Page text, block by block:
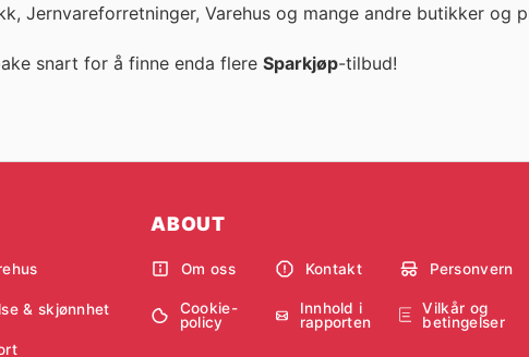
Jernvareforretninger, Varehus og mange andre butikker og
snart for å finne enda flere Sparkjøp-tilbud!
& skjønnhet
ABOUT
Om oss Kontakt Personvern
Cookie-
policy
Innhold i
rapporten
Vilkår og
betingelser